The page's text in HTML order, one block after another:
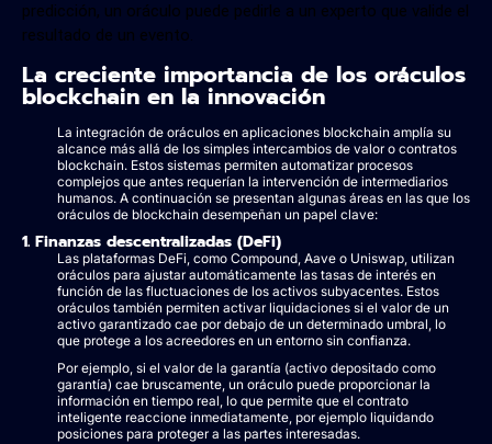
predicción, un oráculo puede pedirle a un experto que valide el
resultado de un evento.
La creciente importancia de los oráculos
blockchain en la innovación
La integración de oráculos en aplicaciones blockchain amplía su
alcance más allá de los simples intercambios de valor o contratos
blockchain. Estos sistemas permiten automatizar procesos
complejos que antes requerían la intervención de intermediarios
humanos. A continuación se presentan algunas áreas en las que los
oráculos de blockchain desempeñan un papel clave:
1. Finanzas descentralizadas (DeFi)
Las plataformas DeFi, como Compound, Aave o Uniswap, utilizan
oráculos para ajustar automáticamente las tasas de interés en
función de las fluctuaciones de los activos subyacentes. Estos
oráculos también permiten activar liquidaciones si el valor de un
activo garantizado cae por debajo de un determinado umbral, lo
que protege a los acreedores en un entorno sin confianza.
Por ejemplo, si el valor de la garantía (activo depositado como
garantía) cae bruscamente, un oráculo puede proporcionar la
información en tiempo real, lo que permite que el contrato
inteligente reaccione inmediatamente, por ejemplo liquidando
posiciones para proteger a las partes interesadas.